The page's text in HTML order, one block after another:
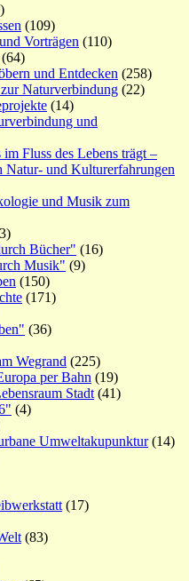
(109)
Vorträgen (110)
(64)
und Entdecken (258)
Naturverbindung (22)
(14)
und
im Fluss des Lebens trägt –
Natur- und Kulturerfahrungen
und Musik zum
Bücher" (16)
Musik" (9)
(150)
(171)
(36)
Wegrand (225)
per Bahn (19)
Stadt (41)
(4)
Umweltakupunktur(14)
(17)
(83)